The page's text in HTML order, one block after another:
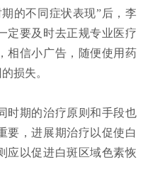
的不同症状表现”后，李
定要及时去正规专业医疗
相信小广告，随便使用药
损失。
期的治疗原则和手段也
要，进展期治疗以促使白
应以促进白斑区域色素恢